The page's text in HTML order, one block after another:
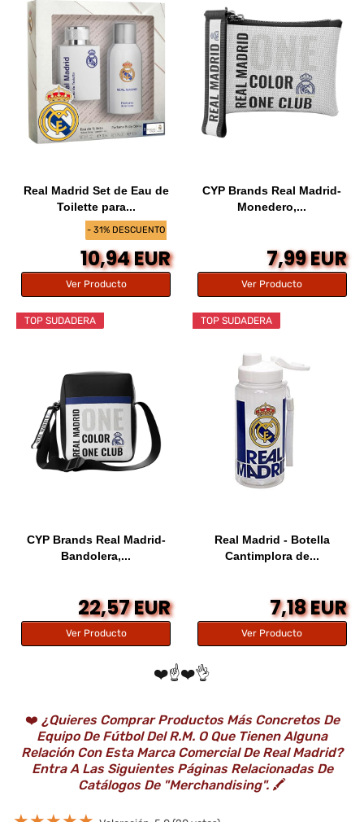
- 31% DESCUENTO
Real Madrid Set de Eau de
Toilette para...
10,94 EUR
Ver Producto
CYP Brands Real Madrid-
Monedero,...
7,99 EUR
Ver Producto
TOP SUDADERA
CYP Brands Real Madrid-
Bandolera,...
22,57 EUR
Ver Producto
TOP SUDADERA
Real Madrid - Botella
Cantimplora de...
7,18 EUR
Ver Producto
❤️☝️❤️👌
❤️ ¿Quieres Comprar Productos Más Concretos De
Equipo De Fútbol Del R.M. O Que Tienen Alguna
Relación Con Esta Marca Comercial De Real Madrid?
Entra A Las Siguientes Páginas Relacionadas De
Catálogos De "Merchandising". 🖍️